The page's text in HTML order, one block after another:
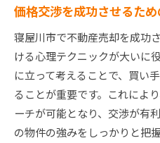
価格交渉を成功させるた
寝屋川市で不動産売却を成功
ける心理テクニックが大いに
に立って考えることで、買い
ることが重要です。これによ
ーチが可能となり、交渉が有
の物件の強みをしっかりと把